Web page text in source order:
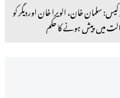
کیس: سلمان خان، الویرا خان اوردیگر کو